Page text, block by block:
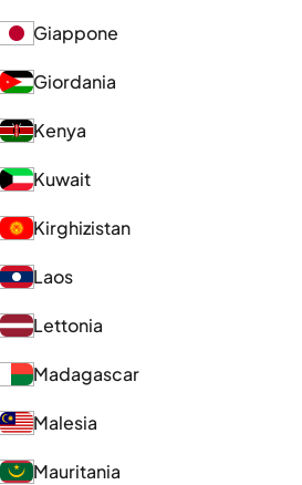
Giappone
Giordania
Kenya
Kuwait
Kirghizistan
Laos
Lettonia
Madagascar
Malesia
Mauritania